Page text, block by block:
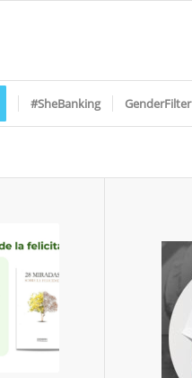
#SheBanking GenderFilter